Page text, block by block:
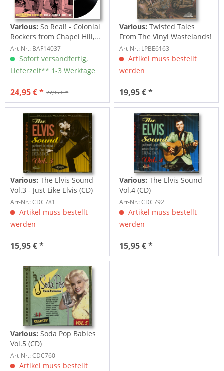
Various: So Real! - Colonial
Rockers from Chapel Hill,...
Art-Nr.: BAF14037
Sofort versandfertig,
Lieferzeit** 1-3 Werktage
27,95 € *
24,95 € *
Various: Twisted Tales
From The Vinyl Wastelands!
Vol.5...
Art-Nr.: LPBE6163
Artikel muss bestellt
werden
19,95 € *
Various: The Elvis Sound
Vol.3 - Just Like Elvis (CD)
Art-Nr.: CDC781
Artikel muss bestellt
werden
15,95 € *
Various: The Elvis Sound
Vol.4 (CD)
Art-Nr.: CDC792
Artikel muss bestellt
werden
15,95 € *
Various: Soda Pop Babies
Vol.5 (CD)
Art-Nr.: CDC760
Artikel muss bestellt